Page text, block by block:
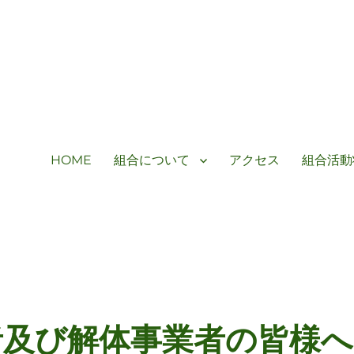
HOME 組合について アクセス 組合活
び解体事業者の皆様へ